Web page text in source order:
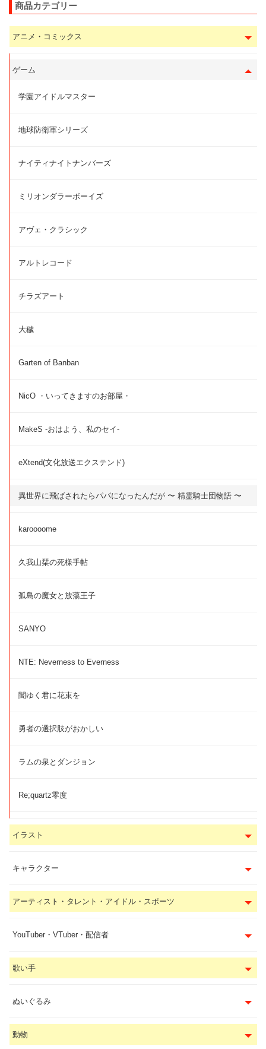
商品カテゴリー
アニメ・コミックス
ゲーム
学園アイドルマスター
地球防衛軍シリーズ
ナイティナイトナンバーズ
ミリオンダラーボーイズ
アヴェ・クラシック
アルトレコード
チラズアート
大穢
Garten of Banban
NicO ・いってきますのお部屋・
MakeS -おはよう、私のセイ-
eXtend(文化放送エクステンド)
異世界に飛ばされたらパパになったんだが 〜 精霊騎士団物語 〜
karoooome
久我山栞の死様手帖
孤島の魔女と放蕩王子
SANYO
NTE: Neverness to Everness
闇ゆく君に花束を
勇者の選択肢がおかしい
ラムの泉とダンジョン
Re;quartz零度
イラスト
キャラクター
アーティスト・タレント・アイドル・スポーツ
YouTuber・VTuber・配信者
歌い手
ぬいぐるみ
動物